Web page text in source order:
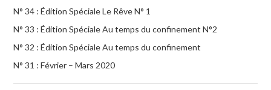
N° 34 : Édition Spéciale Le Rêve N° 1
N° 33 : Édition Spéciale Au temps du confinement N°2
N° 32 : Édition Spéciale Au temps du confinement
N° 31 : Février – Mars 2020